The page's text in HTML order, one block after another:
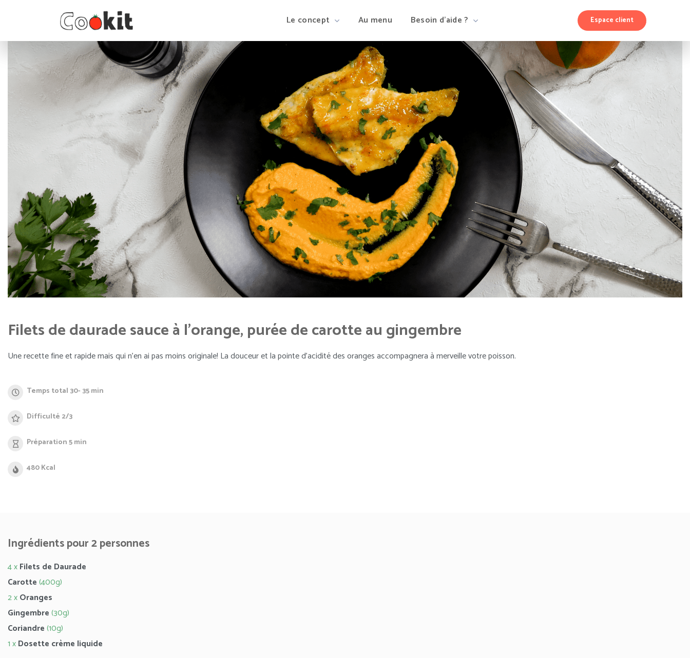
Le concept Au menu Besoin d’aide ? Espace client
Filets de daurade sauce à l'orange, purée de carotte au gingembre
Une recette fine et rapide mais qui n’en ai pas moins originale! La douceur et la pointe d’acidité des oranges accompagnera à merveille votre poisson.
Temps total 30- 35 min
Difficulté 2/3
Préparation 5 min
480 Kcal
Ingrédients pour 2 personnes
4 xFilets de Daurade
Carotte(400g)
2 xOranges
Gingembre(30g)
Coriandre(10g)
1 xDosette crème liquide